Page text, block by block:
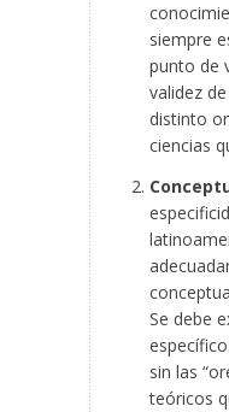
siempre
punto de
validez
distinto
ciencias
Se debe
sin las
teóricos